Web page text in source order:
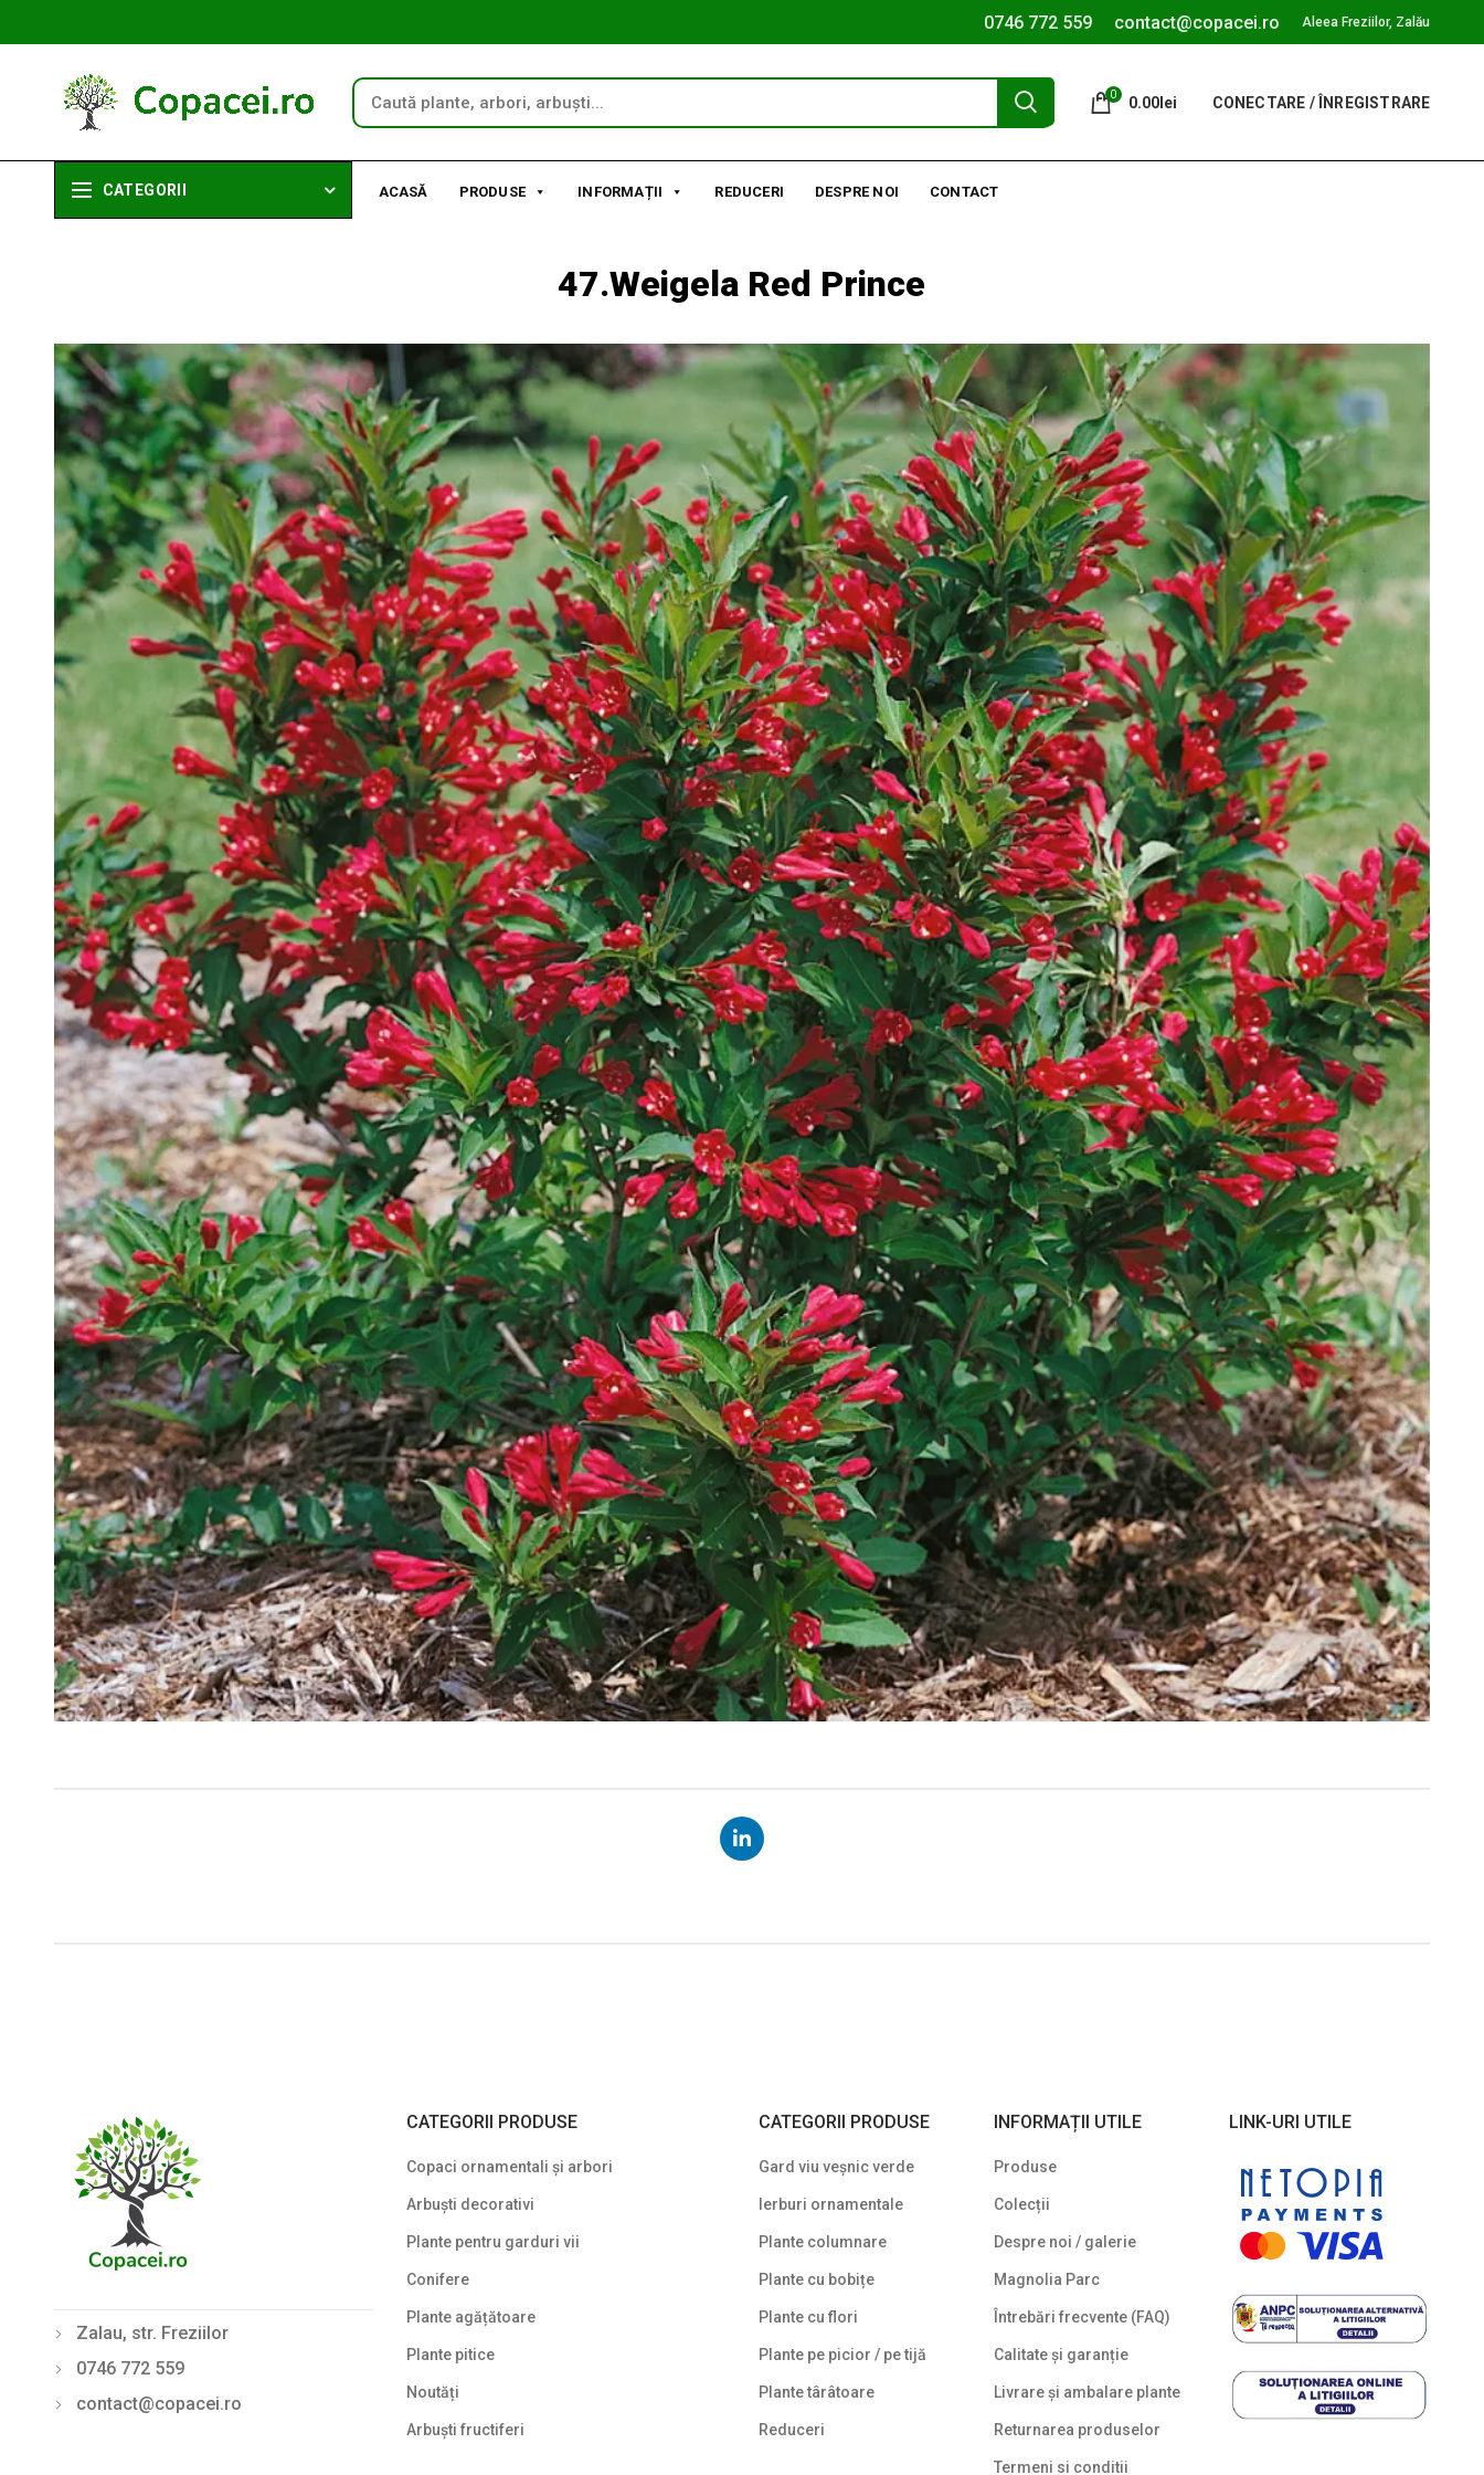
0746 772 559 contact@copacei.ro Aleea Freziilor, Zalău
0 0.00lei CONECTARE / ÎNREGISTRARE
CATEGORII ACASĂ PRODUSE INFORMAȚII REDUCERI DESPRE NOI CONTACT
47.Weigela Red Prince
Zalau, str. Freziilor
0746 772 559
contact@copacei.ro
CATEGORII PRODUSE
Copaci ornamentali și arbori
Arbuști decorativi
Plante pentru garduri vii
Conifere
Plante agățătoare
Plante pitice
Noutăți
Arbuști fructiferi
CATEGORII PRODUSE
Gard viu veșnic verde
Ierburi ornamentale
Plante columnare
Plante cu bobițe
Plante cu flori
Plante pe picior / pe tijă
Plante târâtoare
Reduceri
INFORMAȚII UTILE
Produse
Colecții
Despre noi / galerie
Magnolia Parc
Întrebări frecvente (FAQ)
Calitate și garanție
Livrare și ambalare plante
Returnarea produselor
Termeni si conditii
LINK-URI UTILE